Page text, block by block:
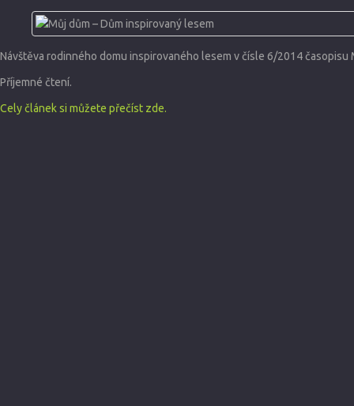
Návštěva rodinného domu inspirovaného lesem v čísle 6/2014 časopisu
Příjemné čtení.
Cely článek si můžete přečíst zde.